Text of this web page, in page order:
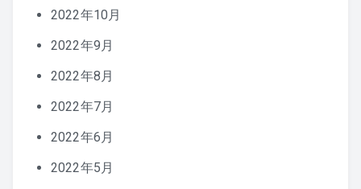
2022年10月
2022年9月
2022年8月
2022年7月
2022年6月
2022年5月